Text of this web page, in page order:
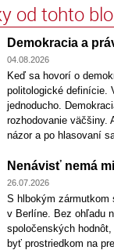
od tohto
Demokracia a
04.08.2026
Keď sa hovorí o
politologické definície.
jednoducho.
rozhodovanie väčšiny.
názor a po hlasovaní
Nenávisť nemá
26.07.2026
S hlbokým zármutkom
v Berlíne. Bez ohľadu
spoločenských
byť prostriedkom na